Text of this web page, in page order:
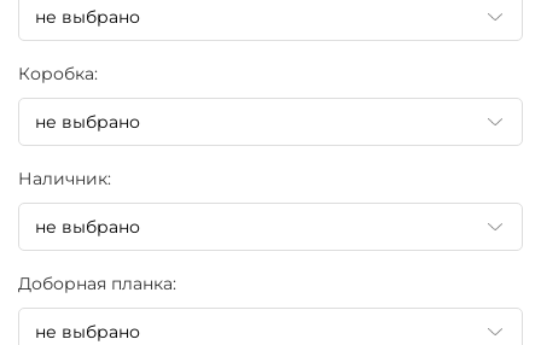
Коробка:
Наличник:
Доборная планка: